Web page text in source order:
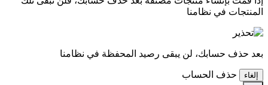
المنتجات في نظامنا
بعد حذف حسابك، لن يبقى رصيد المحفظة في نظامنا
إلغاء حذف الحساب